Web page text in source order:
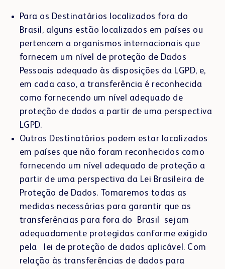
Para os Destinatários localizados fora do
Brasil, alguns estão localizados em países ou
pertencem a organismos internacionais que
fornecem um nível de proteção de Dados
Pessoais adequado às disposições da LGPD, e,
em cada caso, a transferência é reconhecida
como fornecendo um nível adequado de
proteção de dados a partir de uma perspectiva
LGPD.
Outros Destinatários podem estar localizados
em países que não foram reconhecidos como
fornecendo um nível adequado de proteção a
partir de uma perspectiva da Lei Brasileira de
Proteção de Dados. Tomaremos todas as
medidas necessárias para garantir que as
transferências para fora do Brasil sejam
adequadamente protegidas conforme exigido
pela lei de proteção de dados aplicável. Com
relação às transferências de dados para